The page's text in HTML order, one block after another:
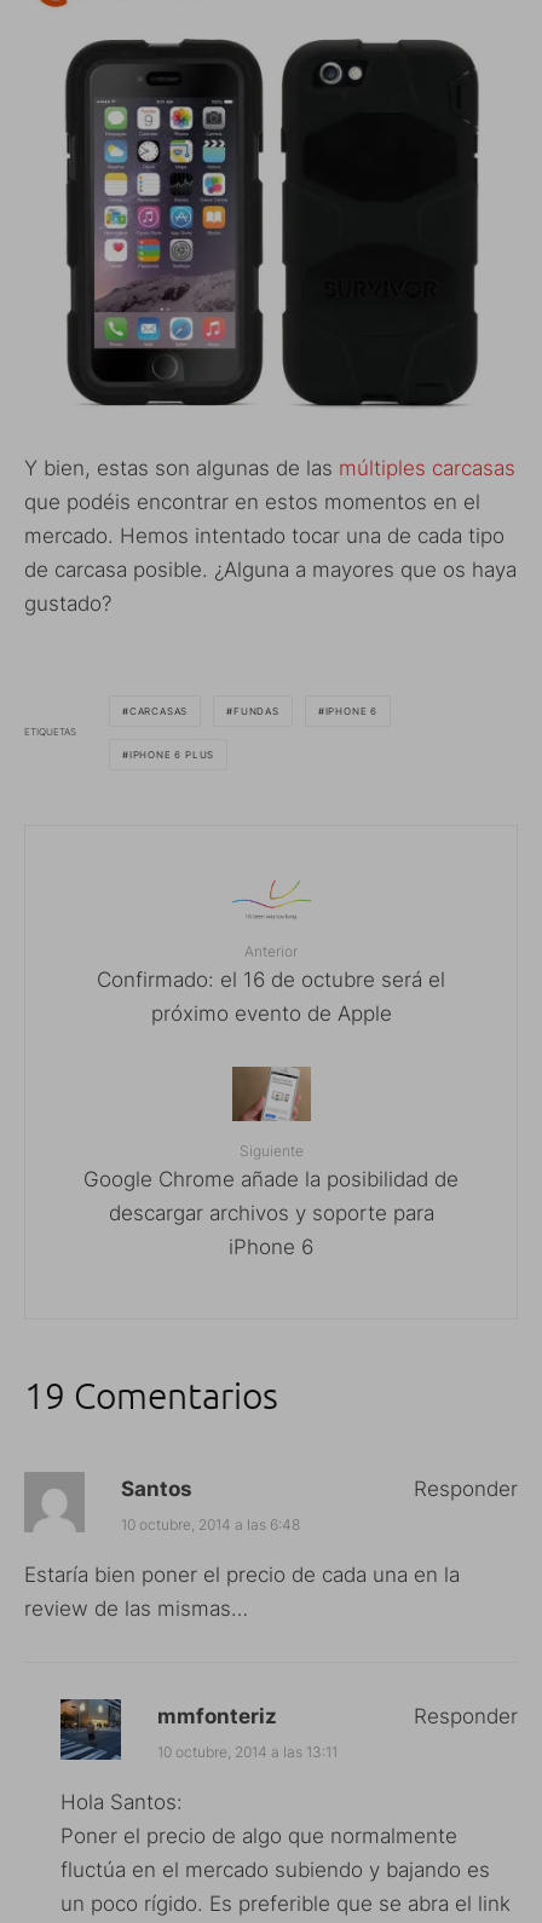
Y bien, estas son algunas de las múltiples carcasas
que podéis encontrar en estos momentos en el
mercado. Hemos intentado tocar una de cada tipo
de carcasa posible. ¿Alguna a mayores que os haya
gustado?
ETIQUETAS
CARCASAS FUNDAS IPHONE 6
IPHONE 6 PLUS
Anterior
Confirmado: el 16 de octubre será el
próximo evento de Apple
Siguiente
Google Chrome añade la posibilidad de
descargar archivos y soporte para
iPhone 6
19 Comentarios
Santos
10 octubre, 2014 a las 6:48
Estaría bien poner el precio de cada una en la
review de las mismas…
Responder
mmfonteriz
10 octubre, 2014 a las 13:11
Hola Santos:
Poner el precio de algo que normalmente
fluctúa en el mercado subiendo y bajando es
un poco rígido. Es preferible que se abra el link
Responder